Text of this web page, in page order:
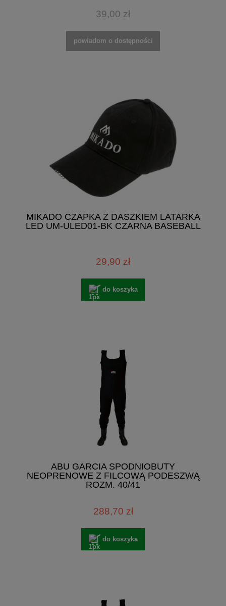
39,00 zł
powiadom o dostępności
MIKADO CZAPKA Z DASZKIEM LATARKA
LED UM-ULED01-BK CZARNA BASEBALL
29,90 zł
do koszyka
ABU GARCIA SPODNIOBUTY
NEOPRENOWE Z FILCOWĄ PODESZWĄ
ROZM. 40/41
288,70 zł
do koszyka